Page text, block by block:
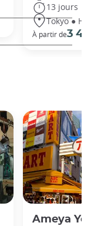
13 jours
Tokyo ●
À partir de3
Ameya